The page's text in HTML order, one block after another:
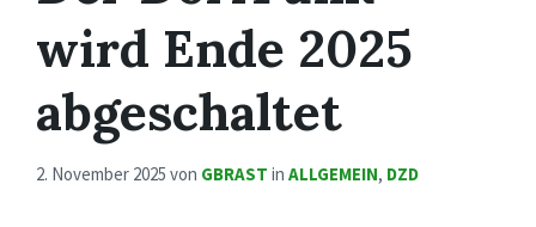
wird Ende 2025
abgeschaltet
2. November 2025 von GBRAST in ALLGEMEIN, DZD